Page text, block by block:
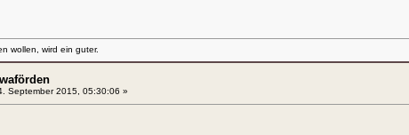
wollen, wird ein guter.
September 2015, 05:30:06 »